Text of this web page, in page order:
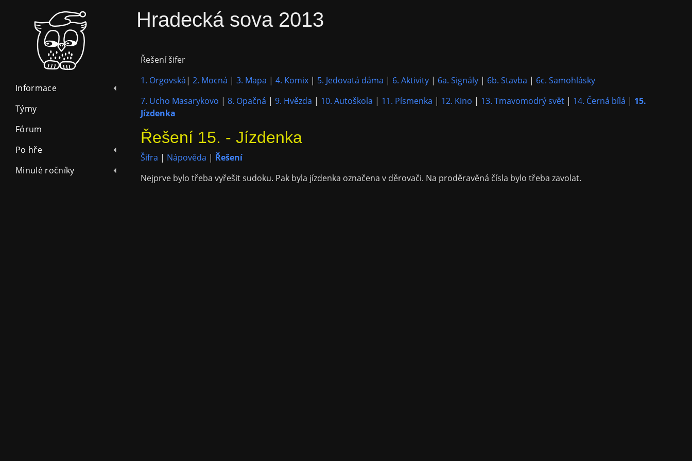
Hradecká sova 2013
Informace
Týmy
Fórum
Po hře
Minulé ročníky
Řešení šifer
1. Orgovská| 2. Mocná | 3. Mapa | 4. Komix | 5. Jedovatá dáma | 6. Aktivity | 6a. Signály | 6b. Stavba | 6c. Samohlásky
7. Ucho Masarykovo | 8. Opačná | 9. Hvězda | 10. Autoškola | 11. Písmenka | 12. Kino | 13. Tmavomodrý svět | 14. Černá bílá | 15.
Jízdenka
Řešení 15. - Jízdenka
Šifra | Nápověda | Řešení
Nejprve bylo třeba vyřešit sudoku. Pak byla jízdenka označena v děrovači. Na proděravěná čísla bylo třeba zavolat.